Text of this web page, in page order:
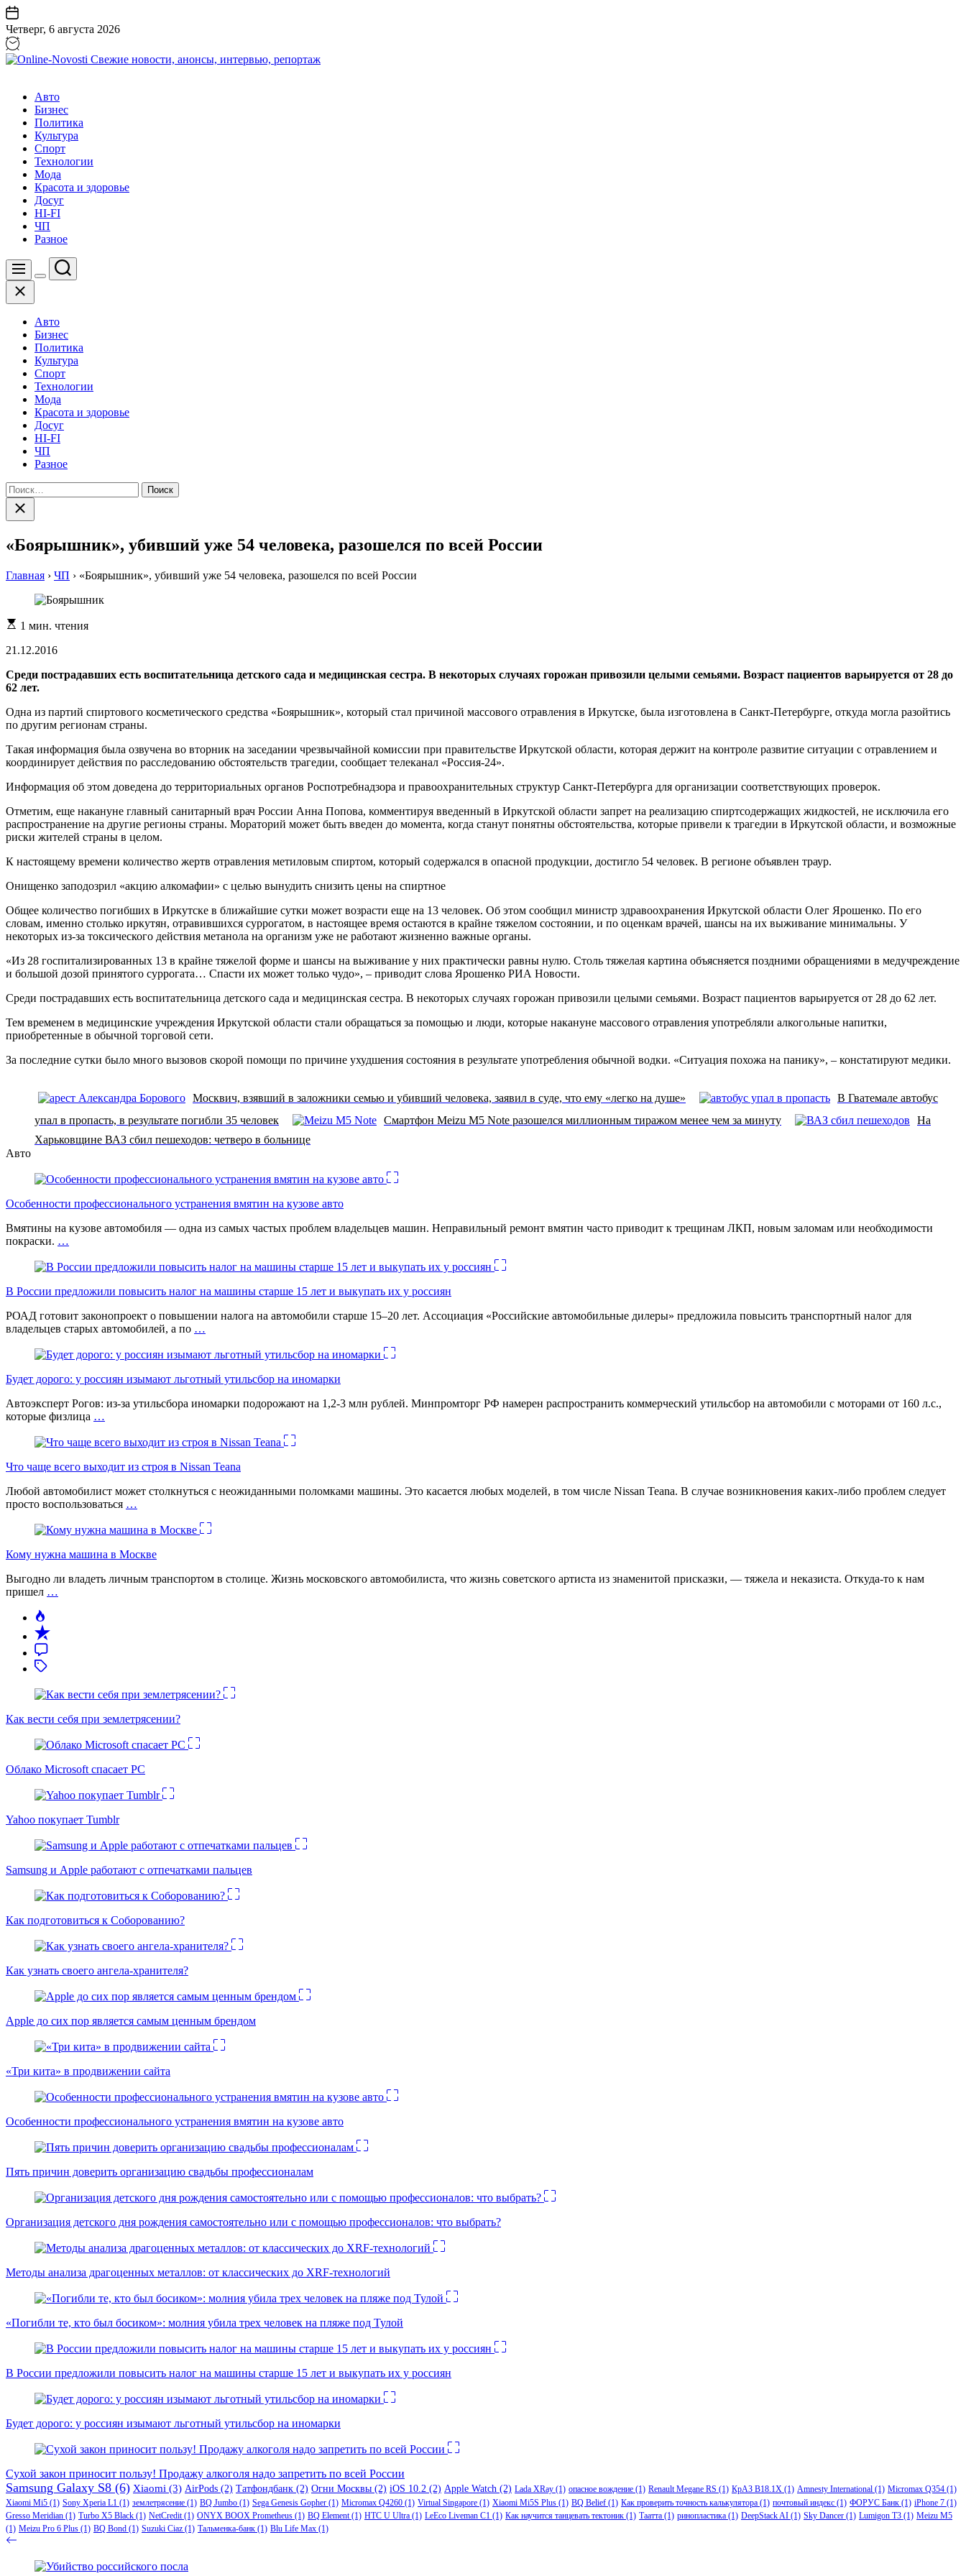
Перейти
к
содержанию
Четверг, 6 августа 2026
Свежие
новости,
анонсы,
интервью,
репортаж
Авто
Бизнес
Политика
Культура
Спорт
Технологии
Мода
Красота и здоровье
Досуг
HI-FI
ЧП
Разное
Меню
Цвет
Поиск
Закрыть
Авто
Бизнес
Политика
Культура
Спорт
Технологии
Мода
Красота и здоровье
Досуг
HI-FI
ЧП
Разное
Найти:
Закрыть
поиск
«Боярышник», убивший уже 54 человека, разошелся по всей России
Главная › ЧП › «Боярышник», убивший уже 54 человека, разошелся по всей России
Расчетное
чтения
1 мин. чтения
21.12.2016
Среди пострадавших есть воспитательница детского сада и медицинская сестра. В некоторых случаях горожан привозили целыми семьями. Возраст пациентов варьируется от 28 до
62 лет.
Одна из партий спиртового косметического средства «Боярышник», который стал причиной массового отравления в Иркутске, была изготовлена в Санкт-Петербурге, откуда могла разойтись
по другим регионам страны.
Такая информация была озвучена во вторник на заседании чрезвычайной комиссии при правительстве Иркутской области, которая держит на контроле развитие ситуации с отравлением и
координирует действия по расследованию обстоятельств трагедии, сообщает телеканал «Россия-24».
Информация об этом доведена до территориальных органов Роспотребнадзора и правоохранительных структур Санкт-Петербурга для организации соответствующих проверок.
Отметим, еще накануне главный санитарный врач России Анна Попова, комментируя введенный в Иркутской области запрет на реализацию спиртсодержащих жидкостей, не исключила его
распространение на другие регионы страны. Мораторий может быть введен до момента, когда станут понятны обстоятельства, которые привели к трагедии в Иркутской области, и возможные
риски жителей страны в целом.
К настоящему времени количество жертв отравления метиловым спиртом, который содержался в опасной продукции, достигло 54 человек. В регионе объявлен траур.
Онищенко заподозрил «акцию алкомафии» с целью вынудить снизить цены на спиртное
Общее количество погибших в Иркутске в ближайшие сутки может возрасти еще на 13 человек. Об этом сообщил министр здравоохранения Иркутской области Олег Ярошенко. По его
словам, именно столько иркутян, отравившихся суррогатом, в настоящее время остаются в крайне тяжелом состоянии, и по оценкам врачей, шансы на их выживание минимальны. У
некоторых из-за токсического действия метанола на организм уже не работают жизненно важные органы.
«Из 28 госпитализированных 13 в крайне тяжелой форме и шансы на выживание у них практически равны нулю. Столь тяжелая картина объясняется поздними обращениями в медучреждение
и большой дозой принятого суррогата… Спасти их может только чудо», – приводит слова Ярошенко РИА Новости.
Среди пострадавших есть воспитательница детского сада и медицинская сестра. В некоторых случаях горожан привозили целыми семьями. Возраст пациентов варьируется от 28 до 62 лет.
Тем временем в медицинские учреждения Иркутской области стали обращаться за помощью и люди, которые накануне массового отравления употребляли алкогольные напитки,
приобретенные в обычной торговой сети.
За последние сутки было много вызовов скорой помощи по причине ухудшения состояния в результате употребления обычной водки. «Ситуация похожа на панику», – констатируют медики.
Москвич, взявший в заложники семью и убивший человека, заявил в суде, что ему «легко на душе»
В Гватемале автобус
упал в пропасть, в результате погибли 35 человек
Смартфон Meizu M5 Note разошелся миллионным тиражом менее чем за минуту
На
Харьковщине ВАЗ сбил пешеходов: четверо в больнице
Авто
Особенности профессионального устранения вмятин на кузове авто
Вмятины на кузове автомобиля — одна из самых частых проблем владельцев машин. Неправильный ремонт вмятин часто приводит к трещинам ЛКП, новым заломам или необходимости
покраски. …
В России предложили повысить налог на машины старше 15 лет и выкупать их у россиян
РОАД готовит законопроект о повышении налога на автомобили старше 15–20 лет. Ассоциация «Российские автомобильные дилеры» предложила повысить транспортный налог для
владельцев старых автомобилей, а по …
Будет дорого: у россиян изымают льготный утильсбор на иномарки
Автоэксперт Рогов: из-за утильсбора иномарки подорожают на 1,2-3 млн рублей. Минпромторг РФ намерен распространить коммерческий утильсбор на автомобили с моторами от 160 л.с.,
которые физлица …
Что чаще всего выходит из строя в Nissan Teana
Любой автомобилист может столкнуться с неожиданными поломками машины. Это касается любых моделей, в том числе Nissan Teana. В случае возникновения каких-либо проблем следует
просто воспользоваться …
Кому нужна машина в Москве
Выгодно ли владеть личным транспортом в столице. Жизнь московского автомобилиста, что жизнь советского артиста из знаменитой присказки, — тяжела и неказиста. Откуда-то к нам
пришел …
Как вести себя при землетрясении?
Облако Microsoft спасает PC
Yahoo покупает Tumblr
Samsung и Apple работают с отпечатками пальцев
Как подготовиться к Соборованию?
Как узнать своего ангела-хранителя?
Apple до сих пор является самым ценным брендом
«Три кита» в продвижении сайта
Особенности профессионального устранения вмятин на кузове авто
Пять причин доверить организацию свадьбы профессионалам
Организация детского дня рождения самостоятельно или с помощью профессионалов: что выбрать?
Методы анализа драгоценных металлов: от классических до XRF-технологий
«Погибли те, кто был босиком»: молния убила трех человек на пляже под Тулой
В России предложили повысить налог на машины старше 15 лет и выкупать их у россиян
Будет дорого: у россиян изымают льготный утильсбор на иномарки
Сухой закон приносит пользу! Продажу алкоголя надо запретить по всей России
Samsung Galaxy S8 (6) Xiaomi (3) AirPods (2) Татфондбанк (2) Огни Москвы (2) iOS 10.2 (2) Apple Watch (2) Lada XRay (1) опасное вождение (1) Renault Megane RS (1) КрАЗ В18.1Х (1) Amnesty International (1) Micromax Q354 (1)
Xiaomi Mi5 (1) Sony Xperia L1 (1) землетрясение (1) BQ Jumbo (1) Sega Genesis Gopher (1) Micromax Q4260 (1) Virtual Singapore (1) Xiaomi Mi5S Plus (1) BQ Belief (1) Как проверить точность калькулятора (1) почтовый индекс (1) ФОРУС Банк (1) iPhone 7 (1)
Gresso Meridian (1) Turbo X5 Black (1) NetCredit(1) ONYX BOOX Prometheus (1) BQ Element(1) HTC U Ultra (1) LeEco Liveman C1 (1) Как научится танцевать тектоник (1) Таатта (1) ринопластика (1) DeepStack AI (1) Sky Dancer (1) Lumigon T3 (1) Meizu M5
(1) Meizu Pro 6 Plus (1) BQ Bond (1) Suzuki Ciaz (1) Тальменка-банк (1) Blu Life Max (1)